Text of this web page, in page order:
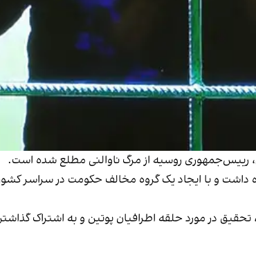
رییس‌جمهوری روسیه از مرگ ناوالنی مطلع شده است.
داشت و با ایجاد یک گروه مخالف حکومت در سراسر
در مورد حلقه اطرافیان پوتین و به اشتراک